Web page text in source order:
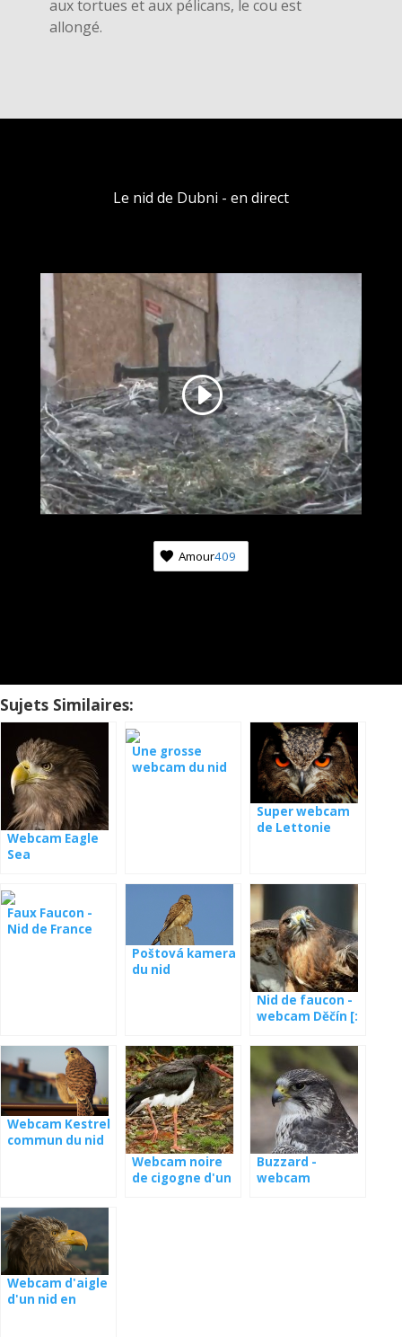
aux tortues et aux pélicans, le cou est
allongé.
Le nid de Dubni - en direct
Amour409
Sujets Similaires:
Webcam Eagle
Sea
Une grosse
webcam du nid
Super webcam
de Lettonie
Faux Faucon -
Nid de France
Poštová kamera
du nid
Nid de faucon -
webcam Děčín [:
- webcam de
Děčín
Webcam Kestrel
commun du nid
Webcam noire
de cigogne d'un
Buzzard -
webcam
Webcam d'aigle
d'un nid en